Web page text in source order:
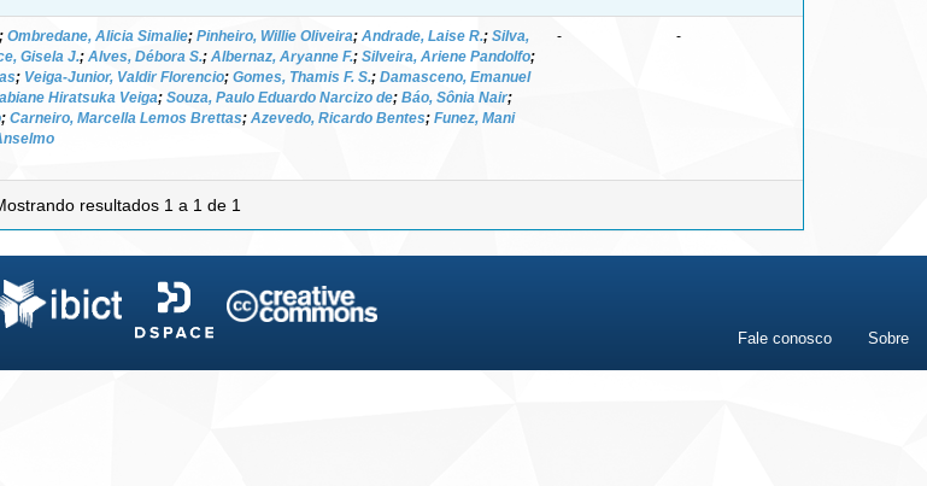
; Ombredane, Alicia Simalie; Pinheiro, Willie Oliveira; Andrade, Laise R.; Silva,
Gisela J.; Alves, Débora S.; Albernaz, Aryanne F.; Silveira, Ariene Pandolfo;
; Veiga-Junior, Valdir Florencio; Gomes, Thamis F. S.; Damasceno, Emanuel
Hiratsuka Veiga; Souza, Paulo Eduardo Narcizo de; Báo, Sônia Nair;
; Carneiro, Marcella Lemos Brettas; Azevedo, Ricardo Bentes; Funez, Mani
- -
resultados 1 a 1 de 1
Fale conosco Sobre